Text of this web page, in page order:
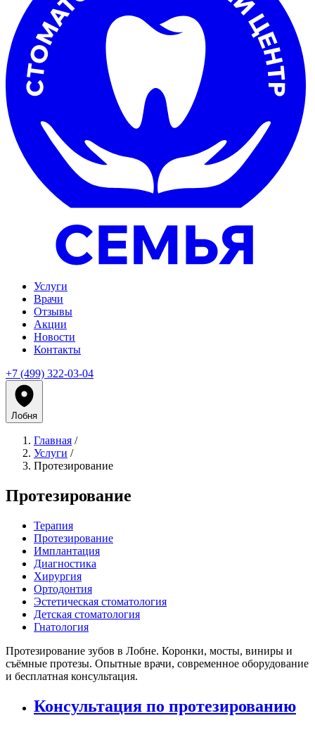
Услуги
Врачи
Отзывы
Акции
Новости
Контакты
+7 (499) 322-03-04
Лобня
Главная /
Услуги /
Протезирование
Протезирование
Терапия
Протезирование
Имплантация
Диагностика
Хирургия
Ортодонтия
Эстетическая стоматология
Детская стоматология
Гнатология
Протезирование зубов в Лобне. Коронки, мосты, виниры и
съёмные протезы. Опытные врачи, современное оборудование
и бесплатная консультация.
Консультация по протезированию